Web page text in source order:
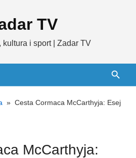
TV
kultura i sport | Zadar TV
» Cesta Cormaca McCarthyja: Esej
McCarthyja: